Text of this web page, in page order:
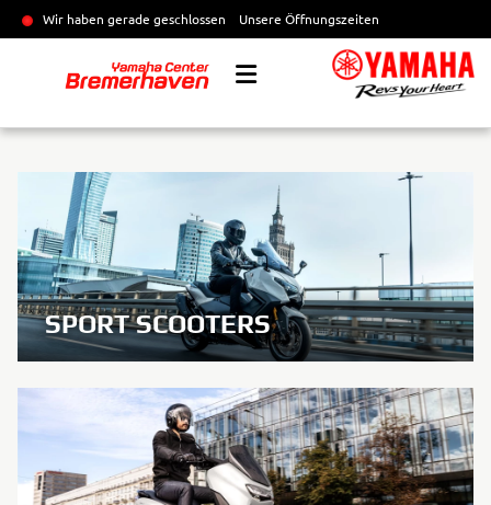
Wir haben gerade geschlossen Unsere Öffnungszeiten
SPORT SCOOTERS